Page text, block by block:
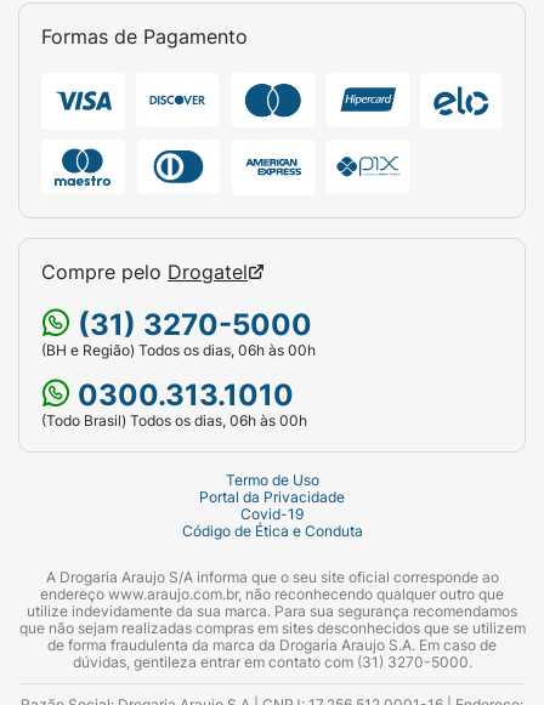
Formas de Pagamento
Compre pelo Drogatel
(31) 3270-5000
(BH e Região) Todos os dias, 06h às 00h
0300.313.1010
(Todo Brasil) Todos os dias, 06h às 00h
Termo de Uso
Portal da Privacidade
Covid-19
Código de Ética e Conduta
A Drogaria Araujo S/A informa que o seu site oficial corresponde ao
endereço www.araujo.com.br, não reconhecendo qualquer outro que
utilize indevidamente da sua marca. Para sua segurança recomendamos
que não sejam realizadas compras em sites desconhecidos que se utilizem
de forma fraudulenta da marca da Drogaria Araujo S.A. Em caso de
dúvidas, gentileza entrar em contato com (31) 3270-5000.